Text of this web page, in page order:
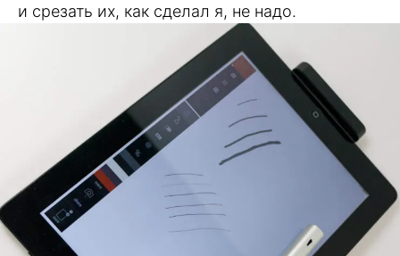
и срезать их, как сделал я, не надо.